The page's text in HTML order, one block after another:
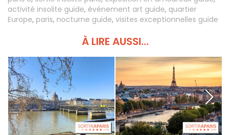
activité insolite guide, événement art guide, quartier
Europe, paris, nocturne guide, visites exceptionnelles guide
À LIRE AUSSI...